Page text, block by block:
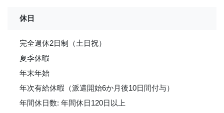
休日
完全週休2日制（土日祝）
夏季休暇
年末年始
年次有給休暇（派遣開始6か月後10日間付与）
年間休日数: 年間休日120日以上